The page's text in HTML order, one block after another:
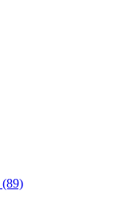
(89)